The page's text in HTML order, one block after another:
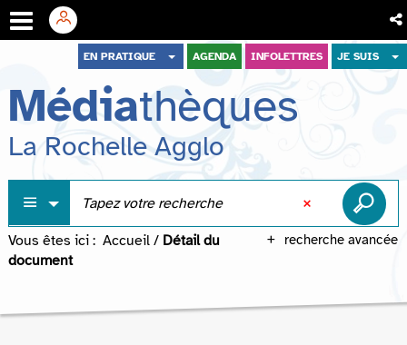
menu
contenu
recherche
EN PRATIQUE AGENDA INFOLETTRES JE SUIS
Médiathèques
La Rochelle Agglo
recherche avancée
Vous êtes ici : Accueil / Détail du
document